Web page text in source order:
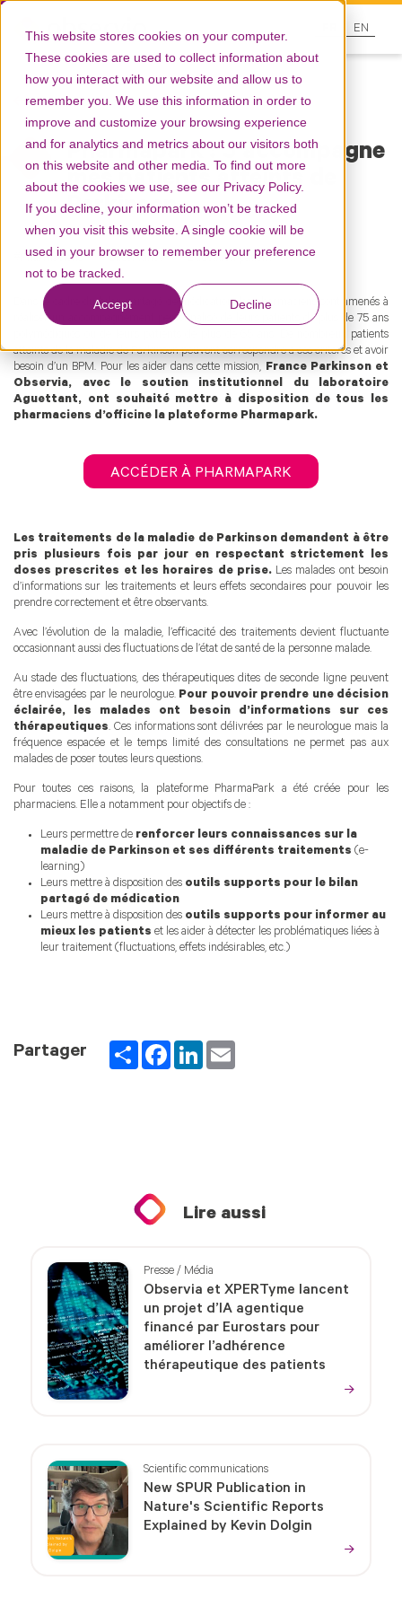
This website stores cookies on your computer.
These cookies are used to collect information about
how you interact with our website and allow us to
remember you. We use this information in order to
improve and customize your browsing experience
and for analytics and metrics about our visitors both
on this website and other media. To find out more
about the cookies we use, see our Privacy Policy.
If you decline, your information won’t be tracked
when you visit this website. A single cookie will be
used in your browser to remember your preference
not to be tracked.
Accept Decline
EN
Ressources
Pharmapark : J'accompagne
mes patients atteints de
Parkinson
Pharmaciens Observance Education patient
Dans le cadre du bilan partagé de médication, les pharmaciens sont amenés à
réaliser un accompagnement personnalisé de leurs patients de plus de 75 ans
polymédiqués ou de leurs patients de plus de 65 ans. De nombreux patients
atteints de la maladie de Parkinson peuvent correspondre à ces critères et avoir
besoin d’un BPM. Pour les aider dans cette mission, France Parkinson et
Observia, avec le soutien institutionnel du laboratoire
Aguettant, ont souhaité mettre à disposition de tous les
pharmaciens d’officine la plateforme Pharmapark.
ACCÉDER À PHARMAPARK
Les traitements de la maladie de Parkinson demandent à être
pris plusieurs fois par jour en respectant strictement les
doses prescrites et les horaires de prise.Les malades ont besoin
d’informations sur les traitements et leurs effets secondaires pour pouvoir les
prendre correctement et être observants.
Avec l’évolution de la maladie, l’efficacité des traitements devient fluctuante
occasionnant aussi des fluctuations de l’état de santé de la personne malade.
Au stade des fluctuations, des thérapeutiques dites de seconde ligne peuvent
être envisagées par le neurologue. Pour pouvoir prendre une décision
éclairée, les malades ont besoin d’informations sur ces
thérapeutiques. Ces informations sont délivrées par le neurologue mais la
fréquence espacée et le temps limité des consultations ne permet pas aux
malades de poser toutes leurs questions.
Pour toutes ces raisons, la plateforme PharmaPark a été créée pour les
pharmaciens. Elle a notamment pour objectifs de :
Leurs permettre de renforcer leurs connaissances sur la
maladie de Parkinson et ses différents traitements (e-
learning)
Leurs mettre à disposition des outils supports pour le bilan
partagé de médication
Leurs mettre à disposition des outils supports pour informer au
mieux les patients et les aider à détecter les problématiques liées à
leur traitement (fluctuations, effets indésirables, etc.)
Partager PartagerFacebookLinkedInEmail
Lire aussi
Presse / Média
Observia et XPERTyme lancent
un projet d’IA agentique
financé par Eurostars pour
améliorer l’adhérence
thérapeutique des patients
Scientific communications
New SPUR Publication in
Nature's Scientific Reports
Explained by Kevin Dolgin